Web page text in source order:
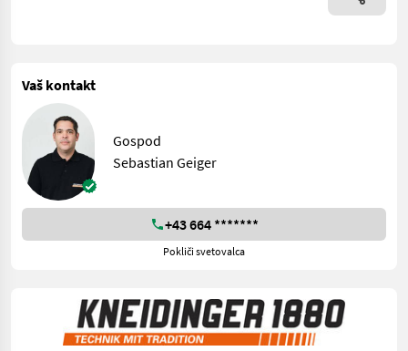
Vaš kontakt
Gospod
Sebastian Geiger
+43 664 *******
Pokliči svetovalca